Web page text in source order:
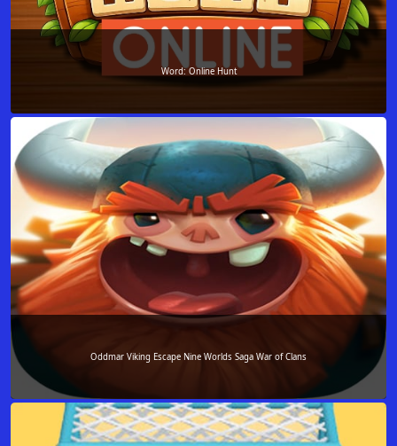
Word: Online Hunt
Oddmar Viking Escape Nine Worlds Saga War of Clans